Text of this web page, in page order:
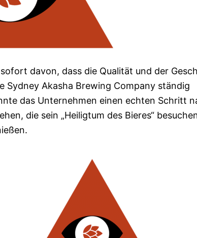
davon, dass die Qualität und der
Akasha Brewing Company ständig
das Unternehmen einen echten Schritt
die sein „Heiligtum des Bieres“